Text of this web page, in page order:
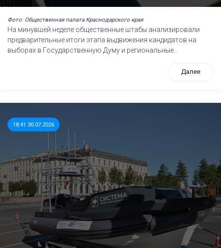
Фото: Общественная палата Краснодарского края
На минувшей неделе общественные штабы анализировали
предварительные итоги этапа выдвижения кандидатов на
выборах в Государственную Думу и региональные...
Далее
18:41 30.07.2026